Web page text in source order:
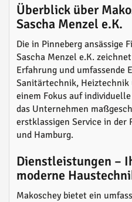
Überblick über
Sascha Menzel e.K.
Die in Pinneberg ansässige
Sascha Menzel e.K.
Erfahrung und umfassende
Sanitärtechnik,
einem Fokus auf
das Unternehmen
erstklassigen Service in der
und Hamburg.
Dienstleistungen –
moderne
Makoschey bietet ein